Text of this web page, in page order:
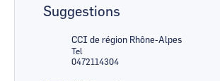
Suggestions
CCI de région Rhône-Alpes
Tel
0472114304